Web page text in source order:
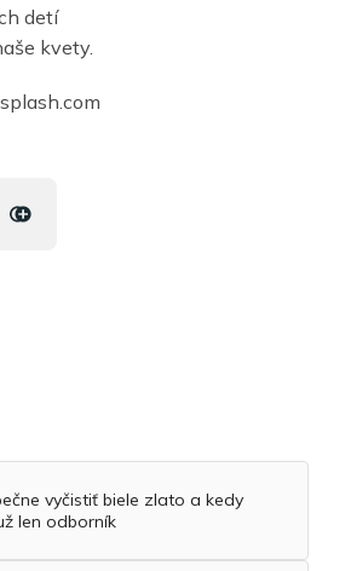
detí
kvety.
vyčistiť biele zlato a kedy
len odborník